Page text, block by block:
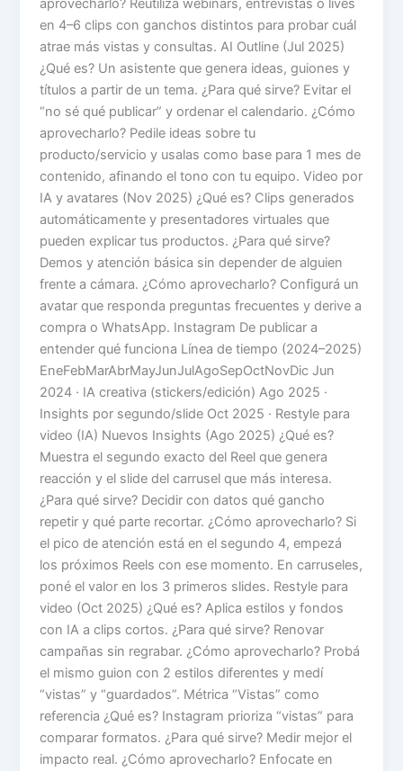
aprovecharlo? Reutilizá webinars, entrevistas o lives
en 4–6 clips con ganchos distintos para probar cuál
atrae más vistas y consultas. AI Outline (Jul 2025)
¿Qué es? Un asistente que genera ideas, guiones y
títulos a partir de un tema. ¿Para qué sirve? Evitar el
“no sé qué publicar” y ordenar el calendario. ¿Cómo
aprovecharlo? Pedile ideas sobre tu
producto/servicio y usalas como base para 1 mes de
contenido, afinando el tono con tu equipo. Video por
IA y avatares (Nov 2025) ¿Qué es? Clips generados
automáticamente y presentadores virtuales que
pueden explicar tus productos. ¿Para qué sirve?
Demos y atención básica sin depender de alguien
frente a cámara. ¿Cómo aprovecharlo? Configurá un
avatar que responda preguntas frecuentes y derive a
compra o WhatsApp. Instagram De publicar a
entender qué funciona Línea de tiempo (2024–2025)
EneFebMarAbrMayJunJulAgoSepOctNovDic Jun
2024 · IA creativa (stickers/edición) Ago 2025 ·
Insights por segundo/slide Oct 2025 · Restyle para
video (IA) Nuevos Insights (Ago 2025) ¿Qué es?
Muestra el segundo exacto del Reel que genera
reacción y el slide del carrusel que más interesa.
¿Para qué sirve? Decidir con datos qué gancho
repetir y qué parte recortar. ¿Cómo aprovecharlo? Si
el pico de atención está en el segundo 4, empezá
los próximos Reels con ese momento. En carruseles,
poné el valor en los 3 primeros slides. Restyle para
video (Oct 2025) ¿Qué es? Aplica estilos y fondos
con IA a clips cortos. ¿Para qué sirve? Renovar
campañas sin regrabar. ¿Cómo aprovecharlo? Probá
el mismo guion con 2 estilos diferentes y medí
“vistas” y “guardados”. Métrica “Vistas” como
referencia ¿Qué es? Instagram prioriza “vistas” para
comparar formatos. ¿Para qué sirve? Medir mejor el
impacto real. ¿Cómo aprovecharlo? Enfocate en